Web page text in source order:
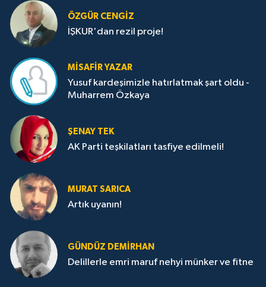
ÖZGÜR CENGIZ
İŞKUR'dan rezil proje!
MISAFIR YAZAR
Yusuf kardeşimizle hatırlatmak şart oldu -
Muharrem Özkaya
ŞENAY TEK
AK Parti teşkilatları tasfiye edilmeli!
MURAT SARICA
Artık uyanın!
GÜNDÜZ DEMIRHAN
Delillerle emri maruf nehyi münker ve fitne